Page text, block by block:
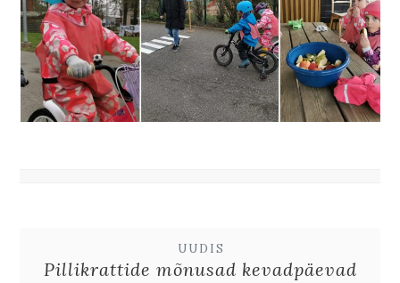
UUDIS
Pillikrattide mõnusad kevadpäevad